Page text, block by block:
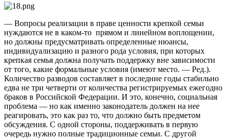
— Вопросы реализации в праве ценности крепкой семьи
нуждаются не в каком‑то прямом и линейном вопло­щении,
но должны предусматривать определенные нюансы,
индивидуализацию и разного рода условия, при которых
крепкая семья должна получать поддержку вне зависимости
от того, какие формальные условия (имеют место. — Ред.).
Количество разводов составляет в последние годы стабильно
едва не три четверти от количества регистрируемых ежегодно
браков в Российской Федерации. И это, конечно, социальная
проблема — но как именно законодатель должен на нее
реагировать, это как раз то, что должно быть предметом
обсуждения. С одной стороны, поддерживать в первую
очередь нужно полные традиционные семьи. С другой